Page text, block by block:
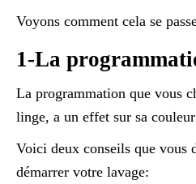
Voyons comment cela se
1-La
La programmation que vous
linge, a un effet sur sa
Voici deux conseils que vous
démarrer votre lavage: